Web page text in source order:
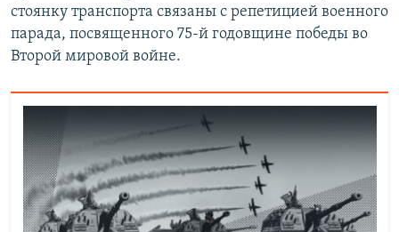
стоянку транспорта связаны с репетицией военного
парада, посвященного 75-й годовщине победы во
Второй мировой войне.